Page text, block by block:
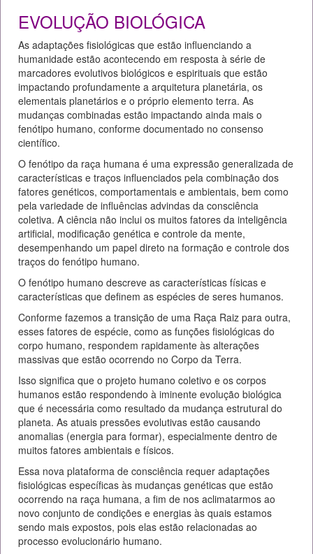
EVOLUÇÃO BIOLÓGICA
As adaptações fisiológicas que estão influenciando a
humanidade estão acontecendo em resposta à série de
marcadores evolutivos biológicos e espirituais que estão
impactando profundamente a arquitetura planetária, os
elementais planetários e o próprio elemento terra. As
mudanças combinadas estão impactando ainda mais o
fenótipo humano, conforme documentado no consenso
científico.
O fenótipo da raça humana é uma expressão generalizada de
características e traços influenciados pela combinação dos
fatores genéticos, comportamentais e ambientais, bem como
pela variedade de influências advindas da consciência
coletiva. A ciência não inclui os muitos fatores da inteligência
artificial, modificação genética e controle da mente,
desempenhando um papel direto na formação e controle dos
traços do fenótipo humano.
O fenótipo humano descreve as características físicas e
características que definem as espécies de seres humanos.
Conforme fazemos a transição de uma Raça Raiz para outra,
esses fatores de espécie, como as funções fisiológicas do
corpo humano, respondem rapidamente às alterações
massivas que estão ocorrendo no Corpo da Terra.
Isso significa que o projeto humano coletivo e os corpos
humanos estão respondendo à iminente evolução biológica
que é necessária como resultado da mudança estrutural do
planeta. As atuais pressões evolutivas estão causando
anomalias (energia para formar), especialmente dentro de
muitos fatores ambientais e físicos.
Essa nova plataforma de consciência requer adaptações
fisiológicas específicas às mudanças genéticas que estão
ocorrendo na raça humana, a fim de nos aclimatarmos ao
novo conjunto de condições e energias às quais estamos
sendo mais expostos, pois elas estão relacionadas ao
processo evolucionário humano.